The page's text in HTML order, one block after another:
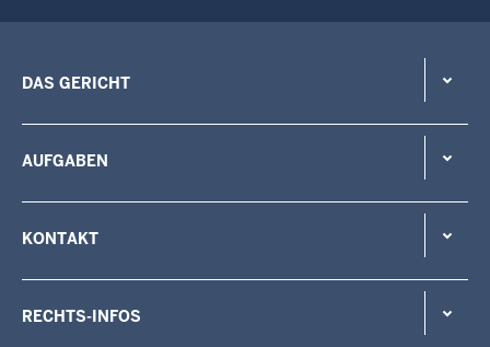
DAS GERICHT
AUFGABEN
KONTAKT
RECHTS-INFOS